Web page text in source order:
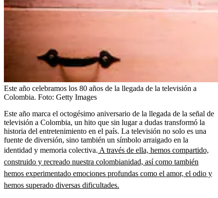
Este año celebramos los 80 años de la llegada de la televisión a
Colombia. Foto: Getty Images
Este año marca el octogésimo aniversario de la llegada de la señal de
televisión a Colombia, un hito que sin lugar a dudas transformó la
historia del entretenimiento en el país. La televisión no solo es una
fuente de diversión, sino también un símbolo arraigado en la
identidad y memoria colectiva. A través de ella, hemos compartido,
construido y recreado nuestra colombianidad, así como también
hemos experimentado emociones profundas como el amor, el odio y
hemos superado diversas dificultades.